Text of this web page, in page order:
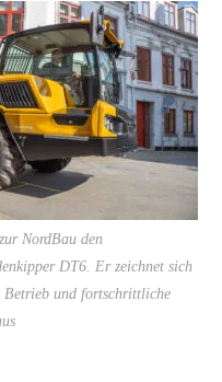
NordBau den
DT6. Er zeichnet sich
Betrieb und fortschrittliche